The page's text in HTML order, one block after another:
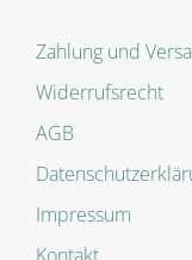
Zahlung und
Widerrufsrecht
AGB
Impressum